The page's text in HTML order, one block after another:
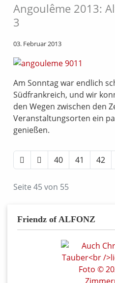
Angoulême 2013:
3
03. Februar 2013
Am Sonntag war endlich
Südfrankreich, und wir
den Wegen zwischen den
Veranstaltungsorten ein
genießen.
40 41 42
Seite 45 von 55
Friendz of ALFONZ